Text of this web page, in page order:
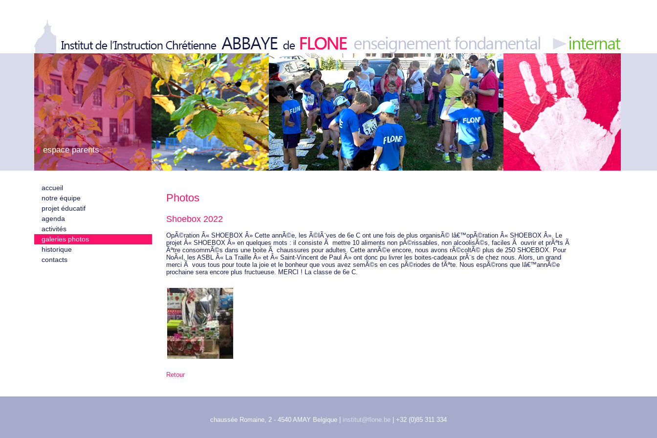
espace parents
accueil
notre équipe
projet éducatif
agenda
activités
galeries photos
historique
contacts
Photos
Shoebox 2022
OpÃ©ration Â« SHOEBOX Â» Cette annÃ©e, les Ã©lÃ¨ves de 6e C ont une fois de plus organisÃ© lâ€™opÃ©ration Â« SHOEBOX Â». Le
projet Â« SHOEBOX Â» en quelques mots : il consiste Ã mettre 10 aliments non pÃ©rissables, non alcoolisÃ©s, faciles Ã ouvrir et prÃªts Ã
Ãªtre consommÃ©s dans une boite Ã chaussures pour adultes. Cette annÃ©e encore, nous avons rÃ©coltÃ© plus de 250 SHOEBOX. Pour
NoÃ«l, les ASBL Â« La Traille Â» et Â« Saint-Vincent de Paul Â» ont donc pu livrer les boites-cadeaux prÃ¨s de chez nous. Alors, un grand
merci Ã vous tous pour toute la joie et le bonheur que vous avez semÃ©s en ces pÃ©riodes de fÃªte. Nous espÃ©rons que lâ€™annÃ©e
prochaine sera encore plus fructueuse. MERCI ! La classe de 6e C.
Retour
chaussée Romaine, 2 - 4540 AMAY Belgique | institut@flone.be | +32 (0)85 311 334